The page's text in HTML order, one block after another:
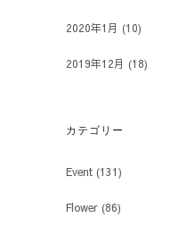
2020年1月 (10)
2019年12月 (18)
カテゴリー
Event (131)
Flower (86)